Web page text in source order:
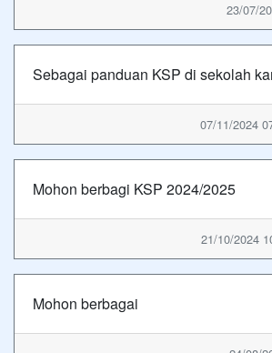
23/07/
Sebagai panduan KSP di sekolah
07/11/2024
Mohon berbagi KSP 2024/2025
21/10/2024
Mohon berbagai